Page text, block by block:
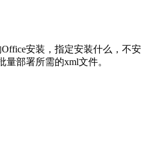
安装，指定安装什么，不安
部署所需的xml文件。